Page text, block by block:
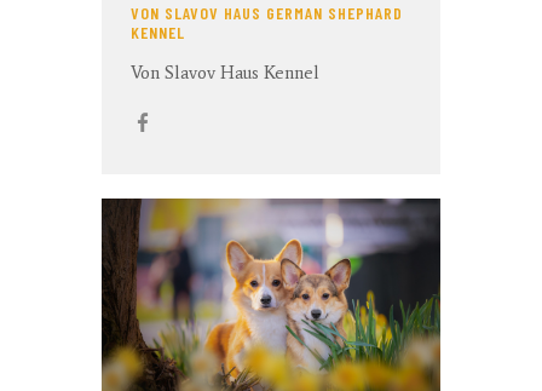
VON SLAVOV HAUS GERMAN SHEPHARD
KENNEL
Von Slavov Haus Kennel